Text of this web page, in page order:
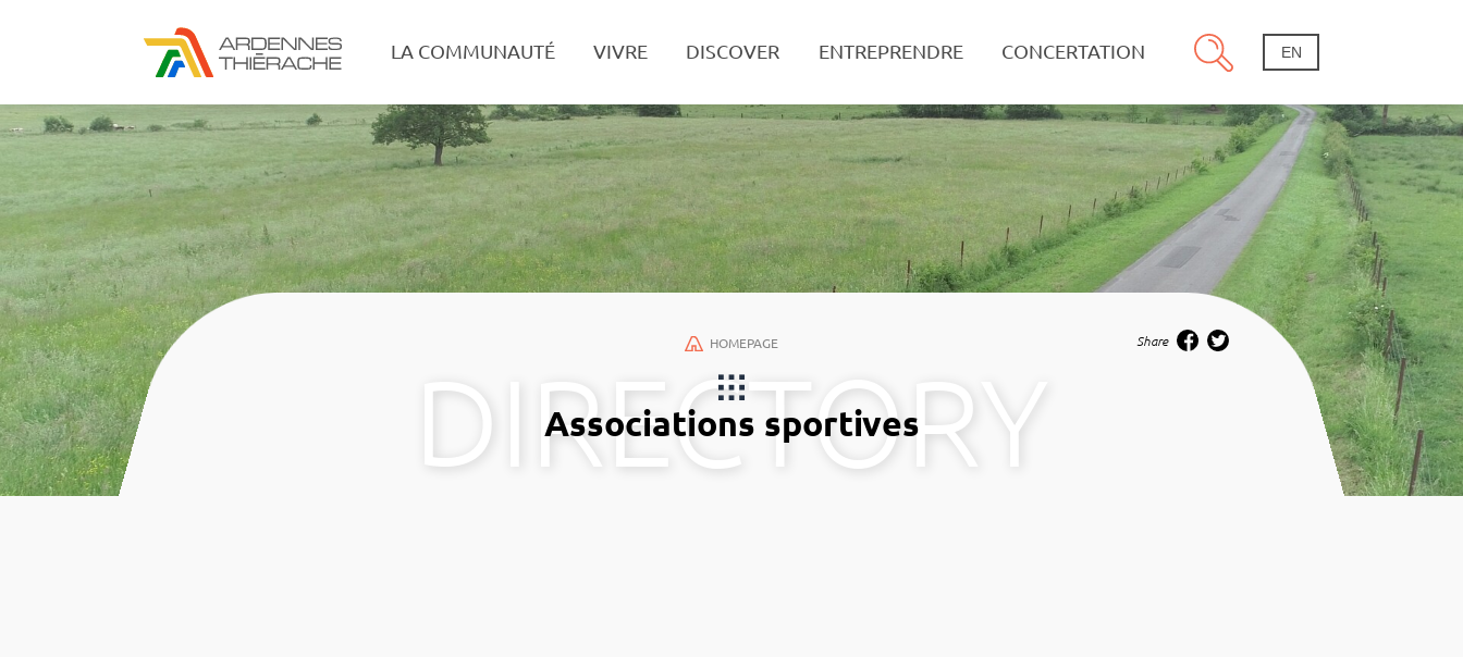
LA COMMUNAUTÉ VIVRE DISCOVER ENTREPRENDRE CONCERTATION
Search EN
HOMEPAGE Share
Associations sportives